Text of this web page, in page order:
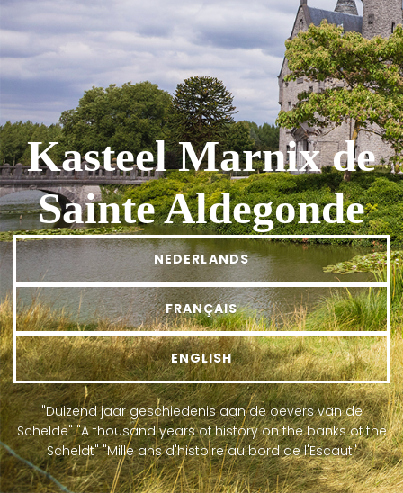
Kasteel Marnixde
Sainte Aldegonde
NEDERLANDS
FRANÇAIS
ENGLISH
"Duizend jaar geschiedenis aan de oevers van de
Schelde""A thousand years of history on the banks of the
Scheldt""Mille ans d'histoire au bord de l'Escaut"